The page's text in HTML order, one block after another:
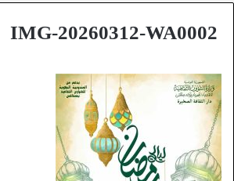
IMG-20260312-WA0002